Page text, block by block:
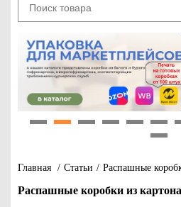
Главная / Статьи / Распашные
Распашные коробки из картона